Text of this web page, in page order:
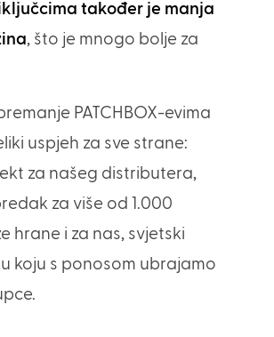
također je manja
, što je mnogo bolje za
PATCHBOX-evima
uspjeh za sve strane:
za našeg distributera,
za više od 1.000
hrane i za nas, svjetski
koju s ponosom ubrajamo